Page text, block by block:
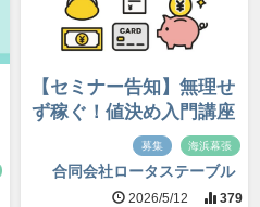
【セミナー告知】無理せ
ず稼ぐ！値決め入門講座
募集 海浜幕張
合同会社ロータステーブル
2026/5/12 379